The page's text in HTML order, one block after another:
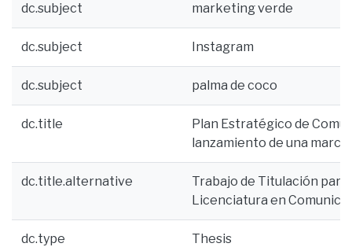
dc.subject marketing verde
dc.subject Instagram
dc.subject palma de coco
dc.title
Plan Estratégico de
lanzamiento de una
dc.title.alternative
Trabajo de Titulación
Licenciatura en
dc.type Thesis